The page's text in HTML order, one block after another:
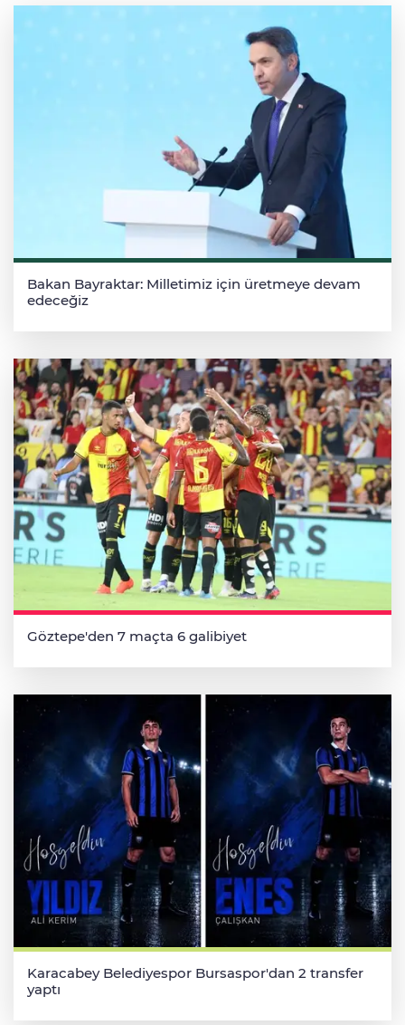
Bakan Bayraktar: Milletimiz için üretmeye devam
edeceğiz
Göztepe'den 7 maçta 6 galibiyet
Karacabey Belediyespor Bursaspor'dan 2 transfer
yaptı